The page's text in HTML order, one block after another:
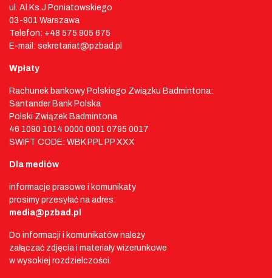
ul. Al.Ks.J Poniatowskiego
03-901 Warszawa
Telefon: +48 575 905 675
E-mail: sekretariat@pzbad.pl
Wpłaty
Rachunek bankowy Polskiego Związku Badmintona:
Santander Bank Polska
Polski Związek Badmintona
46 1090 1014 0000 0001 0795 0017
SWIFT CODE: WBK PPL PP XXX
Dla mediów
informacje prasowe i komunikaty
prosimy przesyłać na adres:
media@pzbad.pl
Do informacji i komunikatów należy
załączać zdjęcia i materiały wizerunkowe
w wysokiej rozdzielczości.